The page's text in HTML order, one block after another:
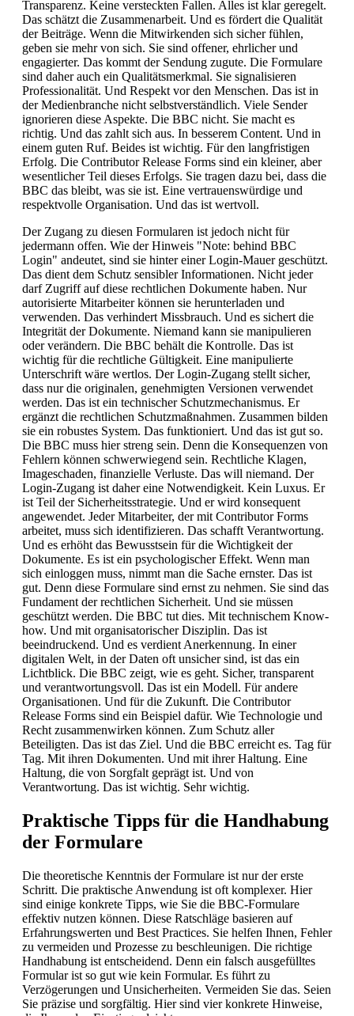
Transparenz. Keine versteckten Fallen. Alles ist klar geregelt.
Das schätzt die Zusammenarbeit. Und es fördert die Qualität
der Beiträge. Wenn die Mitwirkenden sich sicher fühlen,
geben sie mehr von sich. Sie sind offener, ehrlicher und
engagierter. Das kommt der Sendung zugute. Die Formulare
sind daher auch ein Qualitätsmerkmal. Sie signalisieren
Professionalität. Und Respekt vor den Menschen. Das ist in
der Medienbranche nicht selbstverständlich. Viele Sender
ignorieren diese Aspekte. Die BBC nicht. Sie macht es
richtig. Und das zahlt sich aus. In besserem Content. Und in
einem guten Ruf. Beides ist wichtig. Für den langfristigen
Erfolg. Die Contributor Release Forms sind ein kleiner, aber
wesentlicher Teil dieses Erfolgs. Sie tragen dazu bei, dass die
BBC das bleibt, was sie ist. Eine vertrauenswürdige und
respektvolle Organisation. Und das ist wertvoll.
Der Zugang zu diesen Formularen ist jedoch nicht für
jedermann offen. Wie der Hinweis "Note: behind BBC
Login" andeutet, sind sie hinter einer Login-Mauer geschützt.
Das dient dem Schutz sensibler Informationen. Nicht jeder
darf Zugriff auf diese rechtlichen Dokumente haben. Nur
autorisierte Mitarbeiter können sie herunterladen und
verwenden. Das verhindert Missbrauch. Und es sichert die
Integrität der Dokumente. Niemand kann sie manipulieren
oder verändern. Die BBC behält die Kontrolle. Das ist
wichtig für die rechtliche Gültigkeit. Eine manipulierte
Unterschrift wäre wertlos. Der Login-Zugang stellt sicher,
dass nur die originalen, genehmigten Versionen verwendet
werden. Das ist ein technischer Schutzmechanismus. Er
ergänzt die rechtlichen Schutzmaßnahmen. Zusammen bilden
sie ein robustes System. Das funktioniert. Und das ist gut so.
Die BBC muss hier streng sein. Denn die Konsequenzen von
Fehlern können schwerwiegend sein. Rechtliche Klagen,
Imageschaden, finanzielle Verluste. Das will niemand. Der
Login-Zugang ist daher eine Notwendigkeit. Kein Luxus. Er
ist Teil der Sicherheitsstrategie. Und er wird konsequent
angewendet. Jeder Mitarbeiter, der mit Contributor Forms
arbeitet, muss sich identifizieren. Das schafft Verantwortung.
Und es erhöht das Bewusstsein für die Wichtigkeit der
Dokumente. Es ist ein psychologischer Effekt. Wenn man
sich einloggen muss, nimmt man die Sache ernster. Das ist
gut. Denn diese Formulare sind ernst zu nehmen. Sie sind das
Fundament der rechtlichen Sicherheit. Und sie müssen
geschützt werden. Die BBC tut dies. Mit technischem Know-
how. Und mit organisatorischer Disziplin. Das ist
beeindruckend. Und es verdient Anerkennung. In einer
digitalen Welt, in der Daten oft unsicher sind, ist das ein
Lichtblick. Die BBC zeigt, wie es geht. Sicher, transparent
und verantwortungsvoll. Das ist ein Modell. Für andere
Organisationen. Und für die Zukunft. Die Contributor
Release Forms sind ein Beispiel dafür. Wie Technologie und
Recht zusammenwirken können. Zum Schutz aller
Beteiligten. Das ist das Ziel. Und die BBC erreicht es. Tag für
Tag. Mit ihren Dokumenten. Und mit ihrer Haltung. Eine
Haltung, die von Sorgfalt geprägt ist. Und von
Verantwortung. Das ist wichtig. Sehr wichtig.
Praktische Tipps für die Handhabung
der Formulare
Die theoretische Kenntnis der Formulare ist nur der erste
Schritt. Die praktische Anwendung ist oft komplexer. Hier
sind einige konkrete Tipps, wie Sie die BBC-Formulare
effektiv nutzen können. Diese Ratschläge basieren auf
Erfahrungswerten und Best Practices. Sie helfen Ihnen, Fehler
zu vermeiden und Prozesse zu beschleunigen. Die richtige
Handhabung ist entscheidend. Denn ein falsch ausgefülltes
Formular ist so gut wie kein Formular. Es führt zu
Verzögerungen und Unsicherheiten. Vermeiden Sie das. Seien
Sie präzise und sorgfältig. Hier sind vier konkrete Hinweise,